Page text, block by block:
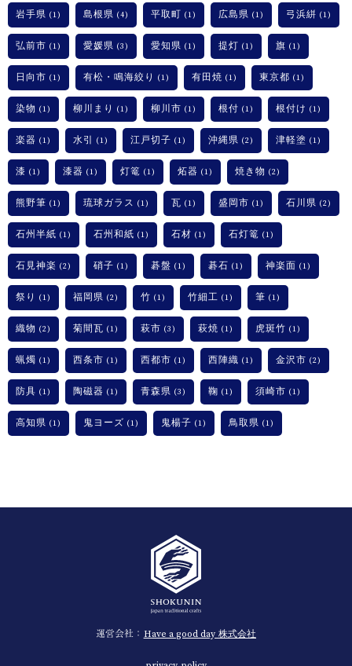
岩手県 (1) 島根県 (4) 平取町 (1) 広島県 (1) 弓浜絣 (1)
弘前市 (1) 愛媛県 (3) 愛知県 (1) 提灯 (1) 旗 (1)
日向市 (1) 有松・鳴海絞り (1) 有田焼 (1) 東京都 (1)
染物 (1) 柳川まり (1) 柳川市 (1) 根付 (1) 根付け (1)
楽器 (1) 水引 (1) 江戸切子 (1) 沖縄県 (2) 津軽塗 (1)
漆 (1) 漆器 (1) 灯篭 (1) 炻器 (1) 焼き物 (2)
熊野筆 (1) 琉球ガラス (1) 瓦 (1) 盛岡市 (1) 石川県 (2)
石州半紙 (1) 石州和紙 (1) 石材 (1) 石灯篭 (1)
石見神楽 (2) 硝子 (1) 碁盤 (1) 碁石 (1) 神楽面 (1)
祭り (1) 福岡県 (2) 竹 (1) 竹細工 (1) 筆 (1)
織物 (2) 菊間瓦 (1) 萩市 (3) 萩焼 (1) 虎斑竹 (1)
蝋燭 (1) 西条市 (1) 西都市 (1) 西陣織 (1) 金沢市 (2)
防具 (1) 陶磁器 (1) 青森県 (3) 鞠 (1) 須崎市 (1)
高知県 (1) 鬼ヨーズ (1) 鬼楊子 (1) 鳥取県 (1)
運営会社： Have a good day 株式会社